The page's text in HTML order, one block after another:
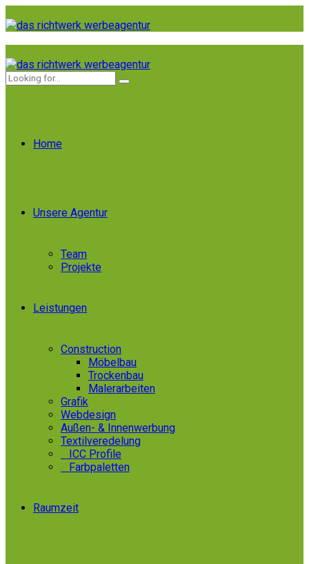
Home
Unsere Agentur
Team
Projekte
Leistungen
Construction
Möbelbau
Trockenbau
Malerarbeiten
Grafik
Webdesign
Außen- & Innenwerbung
Textilveredelung
ICC Profile
Farbpaletten
Raumzeit